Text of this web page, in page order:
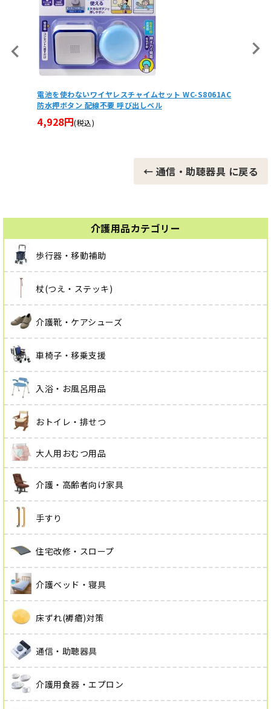
介護用品カテゴリー
歩行器・移動補助
杖(つえ・ステッキ)
介護靴・ケアシューズ
車椅子・移乗支援
入浴・お風呂用品
おトイレ・排せつ
大人用おむつ用品
介護・高齢者向け家具
手すり
住宅改修・スロープ
介護ベッド・寝具
床ずれ(褥瘡)対策
通信・助聴器具
介護用食器・エプロン
704P 無線タイプ介護用呼び鈴・呼び出しベル
17,490円(税込)
← 通信・助聴器具 に戻る